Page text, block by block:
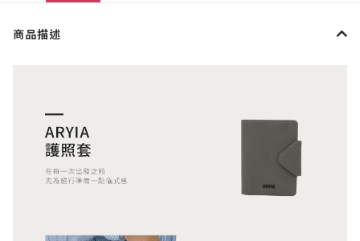
商品描述